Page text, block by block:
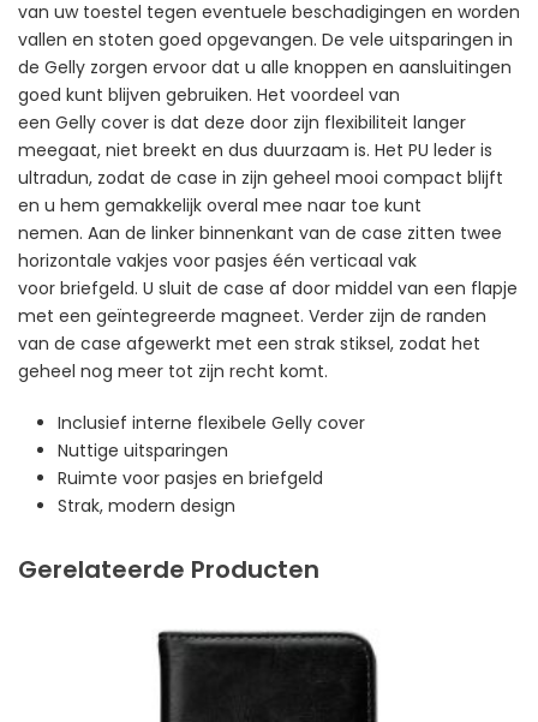
van uw toestel tegen eventuele beschadigingen en worden
vallen en stoten goed opgevangen. De vele uitsparingen in
de Gelly zorgen ervoor dat u alle knoppen en aansluitingen
goed kunt blijven gebruiken. Het voordeel van
een Gelly cover is dat deze door zijn flexibiliteit langer
meegaat, niet breekt en dus duurzaam is. Het PU leder is
ultradun, zodat de case in zijn geheel mooi compact blijft
en u hem gemakkelijk overal mee naar toe kunt
nemen. Aan de linker binnenkant van de case zitten twee
horizontale vakjes voor pasjes één verticaal vak
voor briefgeld. U sluit de case af door middel van een flapje
met een geïntegreerde magneet. Verder zijn de randen
van de case afgewerkt met een strak stiksel, zodat het
geheel nog meer tot zijn recht komt.
Inclusief interne flexibele Gelly cover
Nuttige uitsparingen
Ruimte voor pasjes en briefgeld
Strak, modern design
Gerelateerde Producten